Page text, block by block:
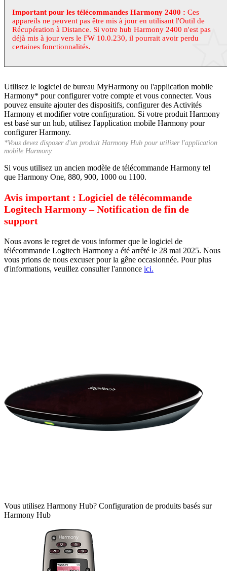
Important pour les télécommandes Harmony 2400 : Ces
appareils ne peuvent pas être mis à jour en utilisant l'Outil de
Récupération à Distance. Si votre hub Harmony 2400 n'est pas
déjà mis à jour vers le FW 10.0.230, il pourrait avoir perdu
certaines fonctionnalités.
Utilisez le logiciel de bureau MyHarmony ou l'application mobile
Harmony* pour configurer votre compte et vous connecter. Vous
pouvez ensuite ajouter des dispositifs, configurer des Activités
Harmony et modifier votre configuration. Si votre produit Harmony
est basé sur un hub, utilisez l'application mobile Harmony pour
configurer Harmony.
*Vous devez disposer d'un produit Harmony Hub pour utiliser l'application
mobile Harmony.
Si vous utilisez un ancien modèle de télécommande Harmony tel
que Harmony One, 880, 900, 1000 ou 1100.
Avis important : Logiciel de télécommande
Logitech Harmony – Notification de fin de
support
Nous avons le regret de vous informer que le logiciel de
télécommande Logitech Harmony a été arrêté le 28 mai 2025. Nous
vous prions de nous excuser pour la gêne occasionnée. Pour plus
d'informations, veuillez consulter l'annonce ici.
Vous utilisez Harmony Hub? Configuration de produits basés sur
Harmony Hub